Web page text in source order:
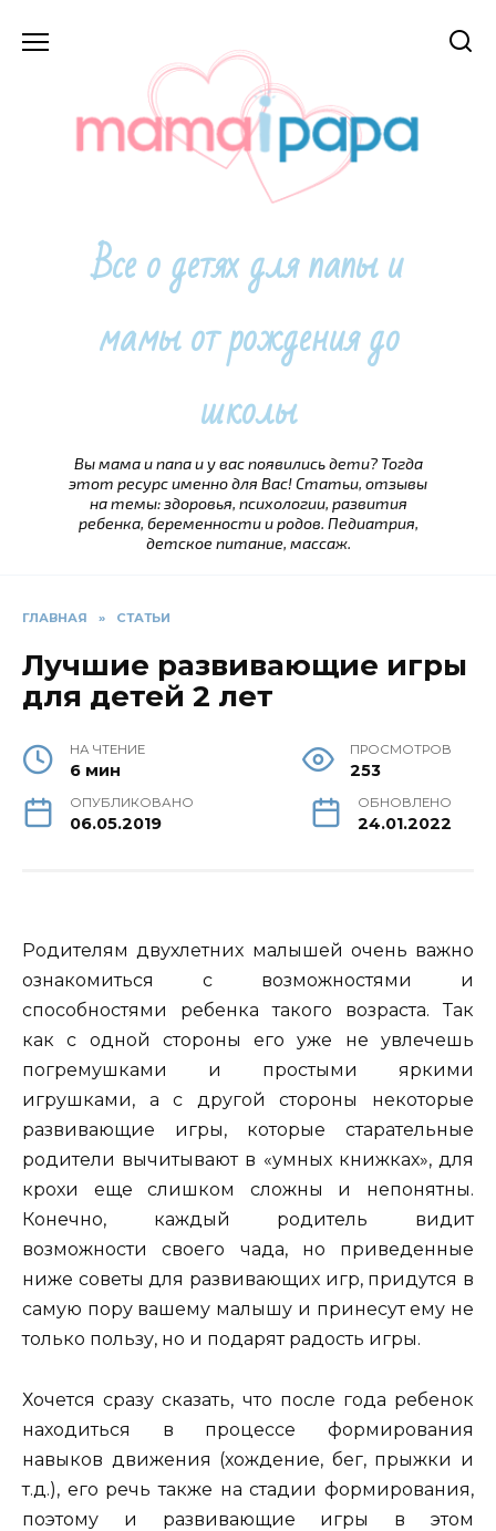
Все о детях для папы и
мамы от рождения до
школы
Вы мама и папа и у вас появились дети? Тогда
этот ресурс именно для Вас! Статьи, отзывы
на темы: здоровья, психологии, развития
ребенка, беременности и родов. Педиатрия,
детское питание, массаж.
ГЛАВНАЯ » СТАТЬИ
Лучшие развивающие игры
для детей 2 лет
НА ЧТЕНИЕ
6 мин
ПРОСМОТРОВ
253
ОПУБЛИКОВАНО
06.05.2019
ОБНОВЛЕНО
24.01.2022
Родителям двухлетних малышей очень важно
ознакомиться с возможностями и
способностями ребенка такого возраста. Так
как с одной стороны его уже не увлечешь
погремушками и простыми яркими
игрушками, а с другой стороны некоторые
развивающие игры, которые старательные
родители вычитывают в «умных книжках», для
крохи еще слишком сложны и непонятны.
Конечно, каждый родитель видит
возможности своего чада, но приведенные
ниже советы для развивающих игр, придутся в
самую пору вашему малышу и принесут ему не
только пользу, но и подарят радость игры.
Хочется сразу сказать, что после года ребенок
находиться в процессе формирования
навыков движения (хождение, бег, прыжки и
т.д.), его речь также на стадии формирования,
поэтому и развивающие игры в этом